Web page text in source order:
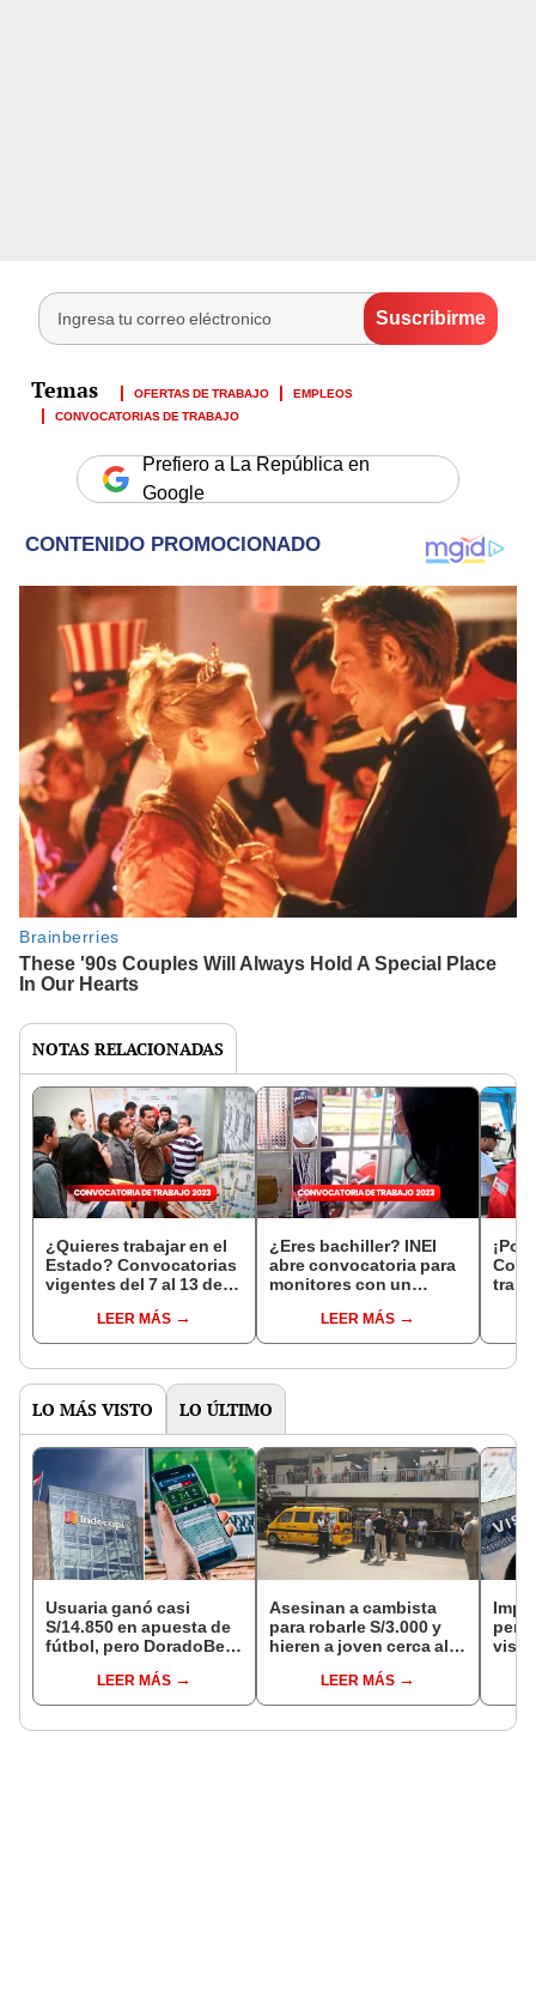
OFERTAS DE TRABAJO
EMPLEOS
CONVOCATORIAS DE TRABAJO
Prefiero a La República en
Google
NOTAS RELACIONADAS
¿Quieres trabajar en el
Estado? Convocatorias
vigentes del 7 al 13 de
hasta S/12.500
LEER MÁS
¿Eres bachiller? INEI
abre convocatoria para
monitores con un
LEER MÁS
S/
LO MÁS VISTO LO ÚLTIMO
Usuaria ganó casi
S/14.850 en apuesta de
fútbol, pero DoradoBet
Indecopi multó a la
empresa con más de S/
LEER MÁS
Asesinan a cambista
para robarle S/3.000 y
hieren a joven cerca al
CercadoLEER MÁS